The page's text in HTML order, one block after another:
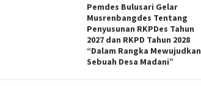
Pemdes Bulusari Gelar
Musrenbangdes Tentang
Penyusunan RKPDes Tahun
2027 dan RKPD Tahun 2028
“Dalam Rangka Mewujudkan
Sebuah Desa Madani”